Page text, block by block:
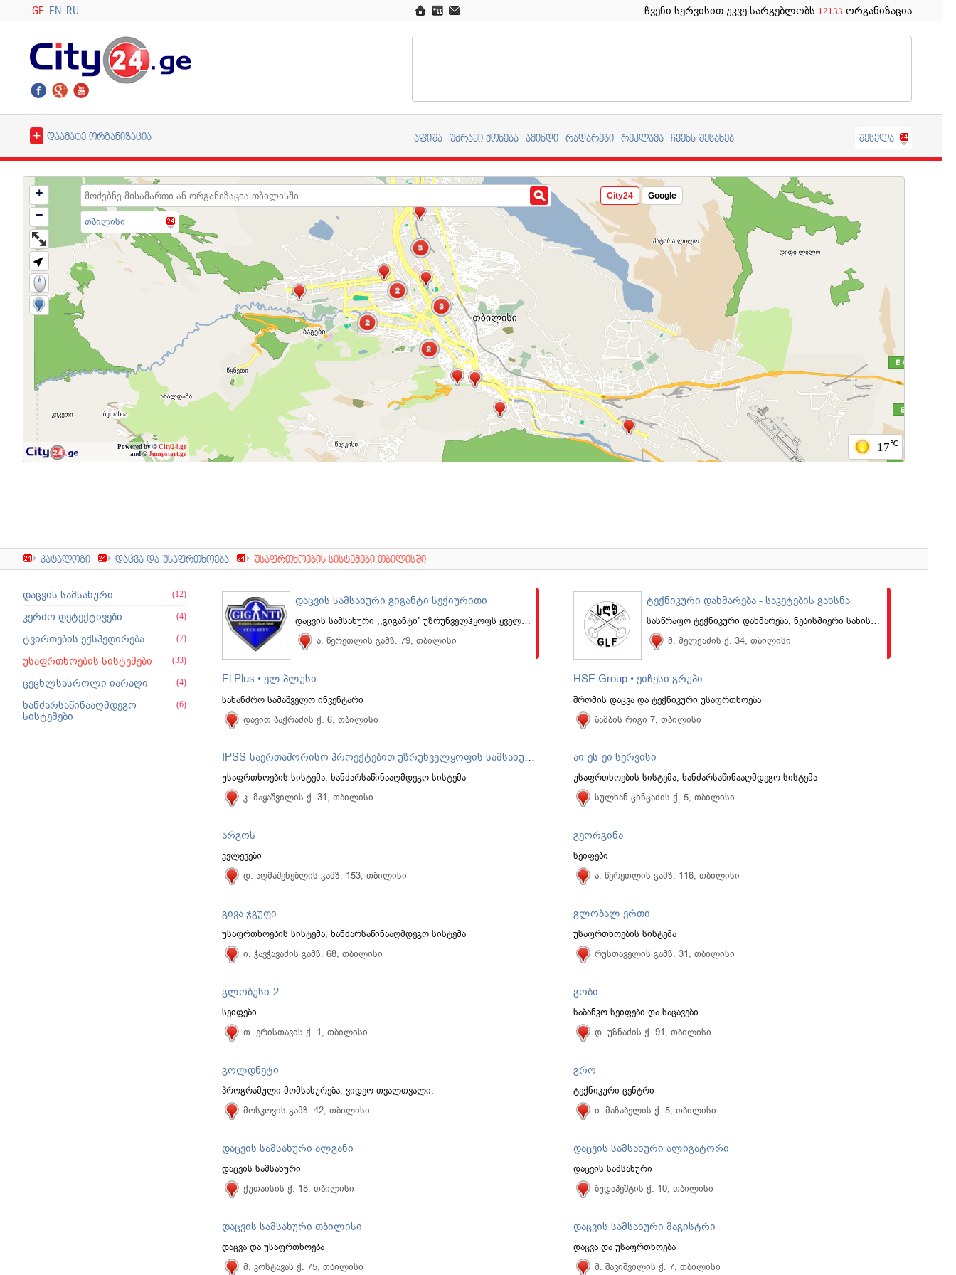
GE EN RU ჩვენი სერვისით უკვე სარგებლობს 12133 ორგანიზაცია
+ დაამატე ორგანიზაცია აფიშა უძრავი ქონება ამინდი რადარები რეკლამა ჩვენს შესახებ შესვლა
თბილისი
17℃
3
3
2
2
2
2
3
3
2
2
Powered by © City24.ge
and ©Jumpstart.ge
+
−
City24 Google
კატალოგი დაცვა და უსაფრთხოება უსაფრთხოების სისტემები თბილისში
დაცვის სამსახური გიგანტი სექიურითი
დაცვის სამსახური ,,გიგანტი'' უზრუნველჰყოფს ყველა სახის დაცვით მომსახურებას პროფესიონალურ დონეზე (სადაზღვევო-ფინანსური გარანტიით)
ა. წერეთლის გამზ. 79, თბილისი
ტექნიკური დახმარება - საკეტების გახსნა
სასწრაფო ტექნიკური დახმარება, ნებისმიერი სახის საკეტების, სეიფების და სხვა ჩამკეტი საშუალებების გახსნა
მ. მელქაძის ქ. 34, თბილისი
El Plus • ელ პლუსი
სახანძრო სამაშველო ინვენტარი
დავით ბაქრაძის ქ. 6, თბილისი
HSE Group • ეიჩესი გრუპი
შრომის დაცვა და ტექნიკური უსაფრთხოება
ბამბის რიგი 7, თბილისი
უსაფრთხოების სისტემა, ხანძარსაწინააღმდეგო სისტემა
კ. მაყაშვილის ქ. 31, თბილისი
აი-ეს-ეი სერვისი
უსაფრთხოების სისტემა, ხანძარსაწინააღმდეგო სისტემა
სულხან ცინცაძის ქ. 5, თბილისი
არგოს
კვლევები
დ. აღმაშენებლის გამზ. 153, თბილისი
გეორგინა
სეიფები
ა. წერეთლის გამზ. 116, თბილისი
გივა ჯგუფი
უსაფრთხოების სისტემა, ხანძარსაწინააღმდეგო სისტემა
ი. ჭავჭავაძის გამზ. 68, თბილისი
გლობალ ერთი
უსაფრთხოების სისტემა
რუსთაველის გამზ. 31, თბილისი
გლობუსი-2
სეიფები
თ. ერისთავის ქ. 1, თბილისი
გობი
საბანკო სეიფები და საცავები
დ. უზნაძის ქ. 91, თბილისი
გოლდნეტი
პროგრამული მომსახურება, ვიდეო თვალთვალი.
მოსკოვის გამზ. 42, თბილისი
გრო
ტექნიკური ცენტრი
ი. მაჩაბელის ქ. 5, თბილისი
დაცვის სამსახური ალგანი
დაცვის სამსახური
ქუთაისის ქ. 18, თბილისი
დაცვის სამსახური ალიგატორი
დაცვის სამსახური
ბუდაპეშტის ქ. 10, თბილისი
დაცვის სამსახური თბილისი
დაცვა და უსაფრთხოება
მ. კოსტავას ქ. 75, თბილისი
დაცვის სამსახური მაგისტრი
დაცვა და უსაფრთხოება
მ. შავიშვილის ქ. 7, თბილისი
დაცვის სამსახური (12)
კერძო დეტექტივები (4)
ტვირთების ექსპედირება (7)
უსაფრთხოების სისტემები (33)
ცეცხლსასროლი იარაღი (4)
ხანძარსაწინააღმდეგო
სისტემები
(6)